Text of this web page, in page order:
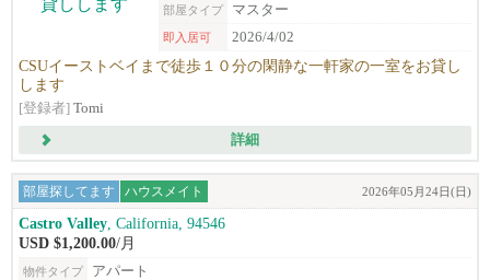
部屋タイプ マスター
即入居可 2026/4/02
CSUイーストベイまで徒歩１０分の閑静な一軒家の一室をお貸し
します
[登録者] Tomi
詳細
部屋探してます ハウスメイト 2026年05月24日(日)
Castro Valley , California, 94546
USD $1,200.00/月
物件タイプ アパート